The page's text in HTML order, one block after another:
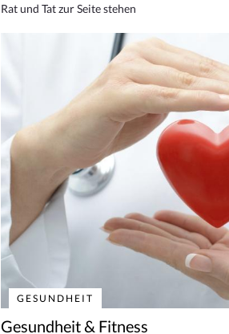
Rat und Tat zur Seite stehen
GESUNDHEIT
Gesundheit & Fitness